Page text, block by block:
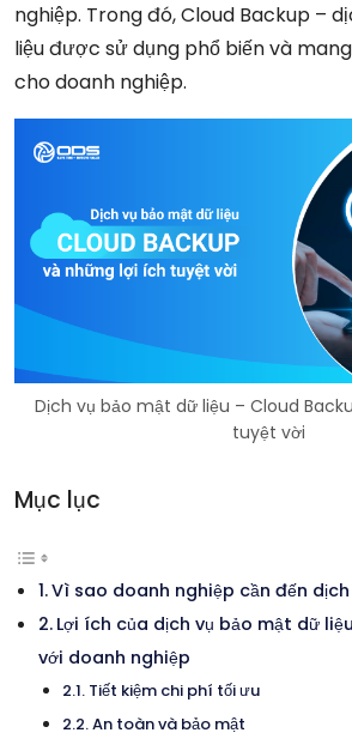
nghiệp. Trong đó, Cloud Backup –
liệu được sử dụng phổ biến và
cho doanh nghiệp.
Dịch vụ bảo mật dữ liệu – Cloud
tuyệt vời
Mục lục
Vì sao doanh nghiệp cần đến
Lợi ích của dịch vụ bảo mật dữ
với doanh nghiệp
Tiết kiệm chi phí tối ưu
An toàn và bảo mật